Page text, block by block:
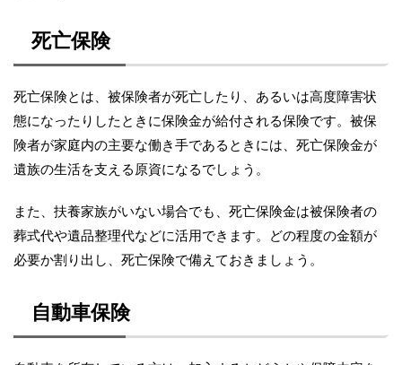
死亡保険
死亡保険とは、被保険者が死亡したり、あるいは高度障害状
態になったりしたときに保険金が給付される保険です。被保
険者が家庭内の主要な働き手であるときには、死亡保険金が
遺族の生活を支える原資になるでしょう。
また、扶養家族がいない場合でも、死亡保険金は被保険者の
葬式代や遺品整理代などに活用できます。どの程度の金額が
必要か割り出し、死亡保険で備えておきましょう。
自動車保険